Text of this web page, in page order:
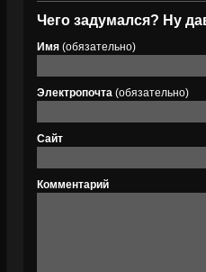
Чего задумался? Ну
Имя (обязательно)
Электропочта (обязательно)
Сайт
Комментарий